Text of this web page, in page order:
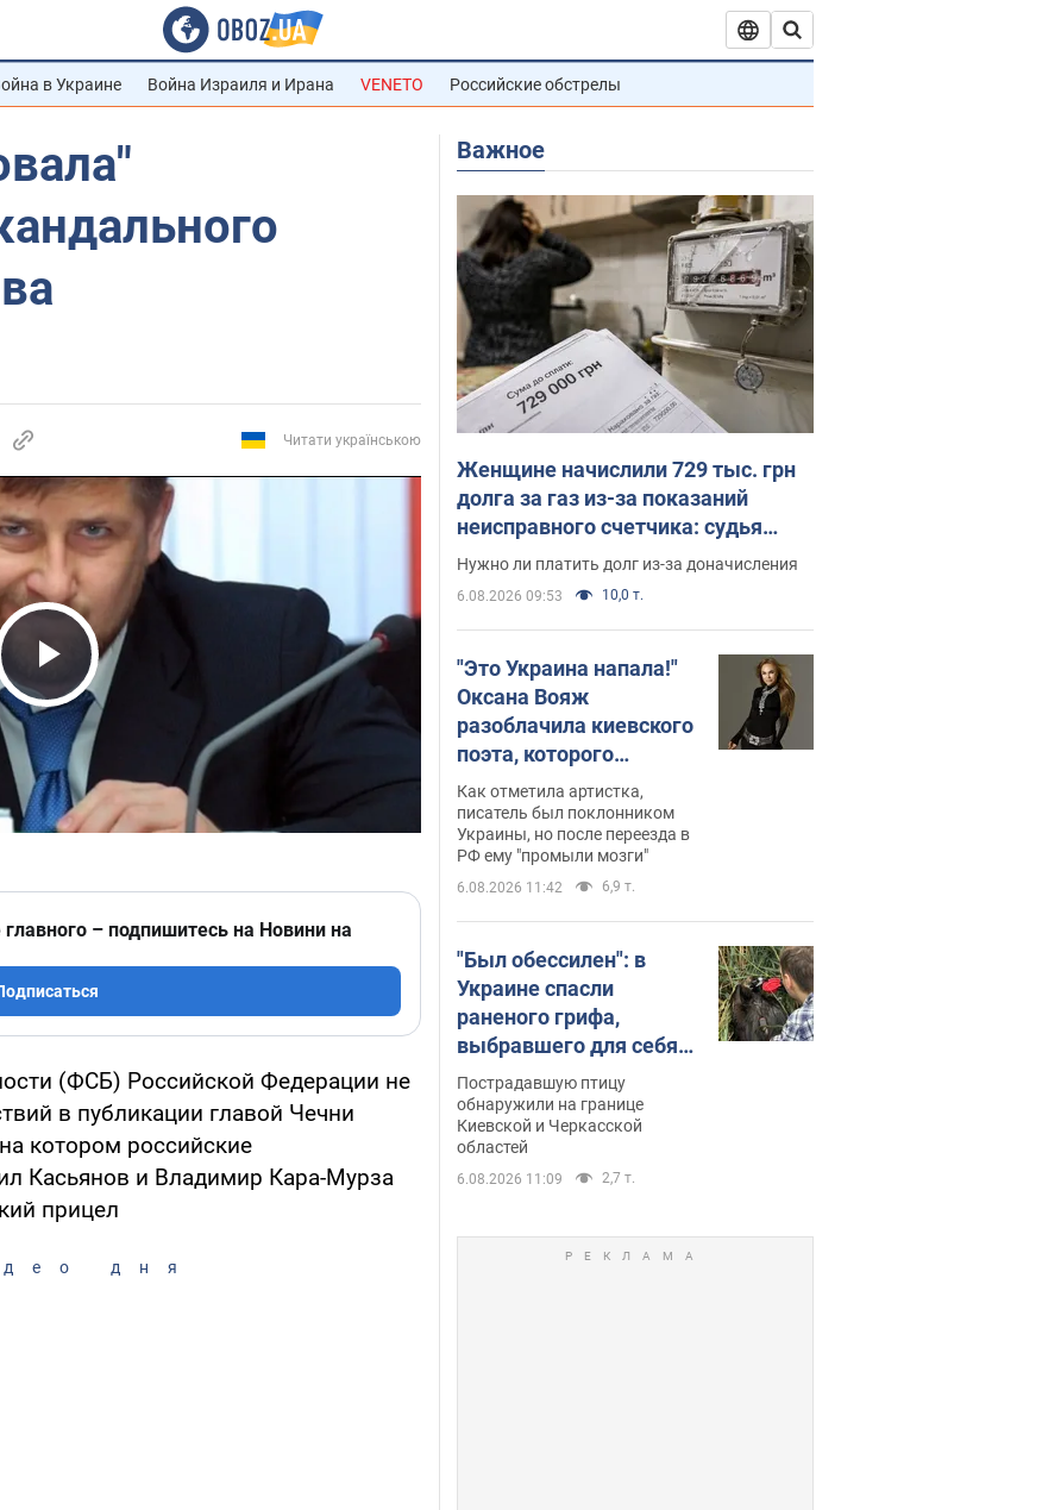
в Украине Война Израиля и Ирана VENETO Российские обстрелы
Читати українською
Play Video
– подпишитесь на Новини на
(ФСБ) Российской Федерации не
в публикации главой Чечни
котором российские
Касьянов и Владимир Кара-Мурза
прицел
дня
Важное
Женщине начислили 729 тыс. грн
долга за газ из-за показаний
неисправного счетчика: судья
вынес неожиданное решение
Нужно ли платить долг из-за доначисления
6.08.2026 09:53 10,0 т.
"Это Украина напала!"
Оксана Вояж
разоблачила киевского
поэта, которого
"зазомбировали": он
даже русского не знал,
а теперь хочет
геноцида украинцев
Как отметила артистка,
писатель был поклонником
Украины, но после переезда в
РФ ему "промыли мозги"
6.08.2026 11:42 6,9 т.
"Был обессилен": в
Украине спасли
раненого грифа,
выбравшего для себя
нетипичный маршрут.
Фото
Пострадавшую птицу
обнаружили на границе
Киевской и Черкасской
областей
6.08.2026 11:09 2,7 т.